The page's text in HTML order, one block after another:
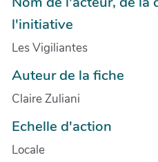
l'initiative
Les Vigiliantes
Auteur de la fiche
Claire Zuliani
Echelle d'action
Locale